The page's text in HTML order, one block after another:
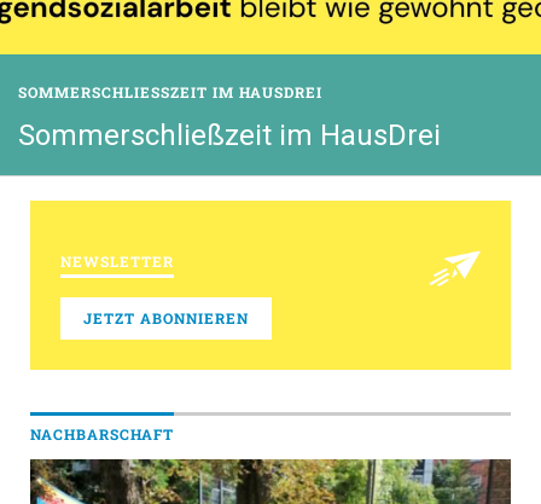
SOMMERSCHLIESSZEIT IM HAUSDREI
Sommerschließzeit im HausDrei
NEWSLETTER
JETZT ABONNIEREN
NACHBARSCHAFT